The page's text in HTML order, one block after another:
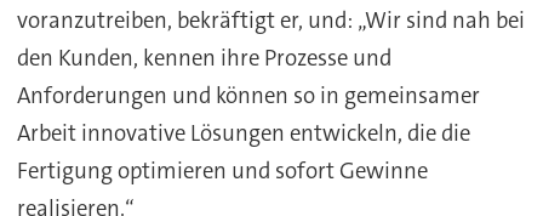
voranzutreiben, bekräftigt er, und: „Wir sind nah bei
den Kunden, kennen ihre Prozesse und
Anforderungen und können so in gemeinsamer
Arbeit innovative Lösungen entwickeln, die die
Fertigung optimieren und sofort Gewinne
realisieren.“